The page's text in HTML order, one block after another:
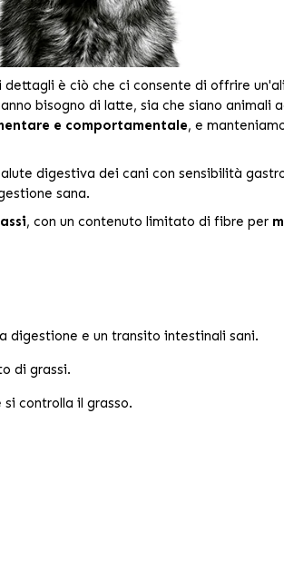
è ciò che ci consente di offrire
bisogno di latte, sia che siano animali
e comportamentale, e
digestiva dei cani con sensibilità
sana.
, con un contenuto limitato di fibre per
digestione e un transito intestinali sani.
di grassi.
controlla il grasso.